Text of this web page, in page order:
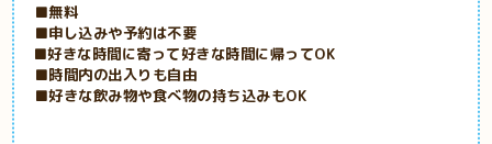
■無料
■申し込みや予約は不要
■好きな時間に寄って好きな時間に帰ってOK
■時間内の出入りも自由
■好きな飲み物や食べ物の持ち込みもOK